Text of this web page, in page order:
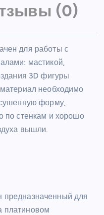
(0)
для работы с
мастикой,
3D фигуры
необходимо
форму,
по стенкам и хорошо
вышли.
для
платиновом